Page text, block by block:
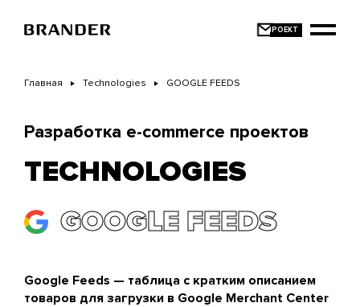
основному
Главная Technologies GOOGLE FEEDS
Разработка e-commerce проектов
TECHNOLOGIES
GOOGLE FEEDS
Google Feeds — таблица с кратким описанием
товаров для загрузки в Google Merchant Center